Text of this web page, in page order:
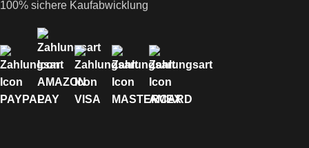
100% sichere Kaufabwicklung